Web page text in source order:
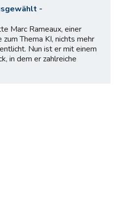
-
Marc Rameaux, einer
Thema KI, nichts mehr
Nun ist er mit einem
in dem er zahlreiche